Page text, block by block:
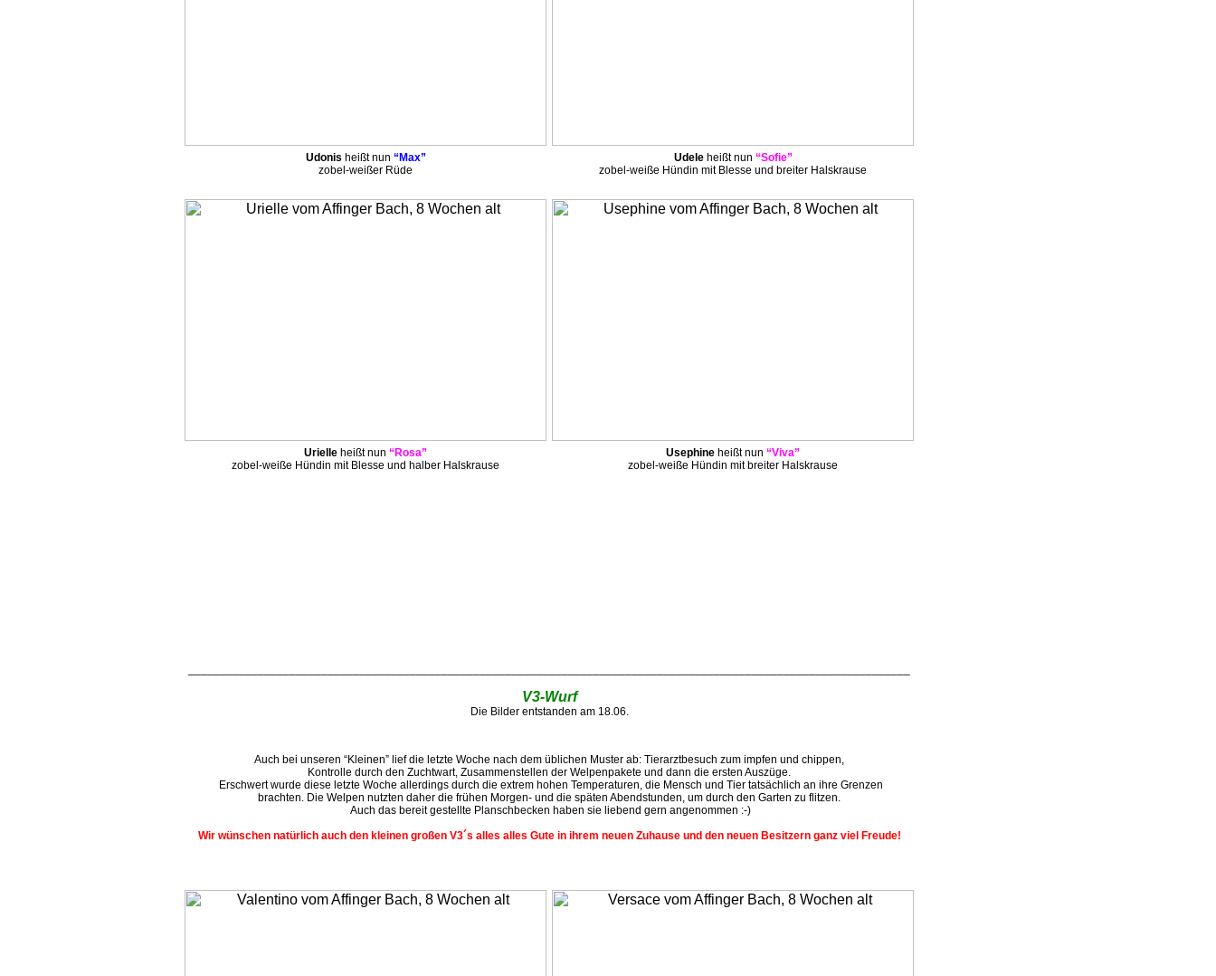
Udonis heißt nun “Max”
zobel-weißer Rüde
Udeleheißt nun “Sofie”
zobel-weiße Hündin mit Blesse und breiter Halskrause
Urielle heißt nun “Rosa”
zobel-weiße Hündin mit Blesse und halber Halskrause
Usephine heißt nun “Viva”
zobel-weiße Hündin mit breiter Halskrause
V3-Wurf
Die Bilder entstanden am 18.06.
Auch bei unseren “Kleinen” lief die letzte Woche nach dem üblichen Muster ab: Tierarztbesuch zum impfen und chippen,
Kontrolle durch den Zuchtwart, Zusammenstellen der Welpenpakete und dann die ersten Auszüge.
Erschwert wurde diese letzte Woche allerdings durch die extrem hohen Temperaturen, die Mensch und Tier tatsächlich an ihre Grenzen
brachten. Die Welpen nutzten daher die frühen Morgen- und die späten Abendstunden, um durch den Garten zu flitzen.
Auch das bereit gestellte Planschbecken haben sie liebend gern angenommen :-)
Wir wünschen natürlich auch den kleinen großen V3´s alles alles Gute in ihrem neuen Zuhause und den neuen Besitzern ganz viel Freude!